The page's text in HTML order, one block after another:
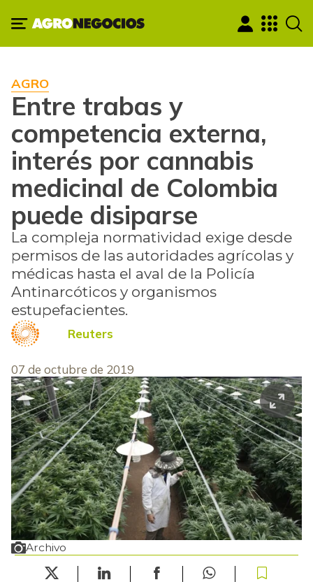
AGRO
Entre trabas y
competencia externa,
interés por cannabis
medicinal de Colombia
puede disiparse
La compleja normatividad exige desde
permisos de las autoridades agrícolas y
médicas hasta el aval de la Policía
Antinarcóticos y organismos
estupefacientes.
Reuters
07 de octubre de 2019
Archivo